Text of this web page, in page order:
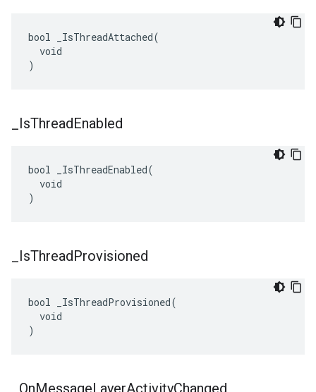
bool _IsThreadAttached(
  void
)
IsThreadEnabled
bool _IsThreadEnabled(
  void
)
IsThreadProvisioned
bool _IsThreadProvisioned(
  void
)
OnMessageLayerActivityChanged